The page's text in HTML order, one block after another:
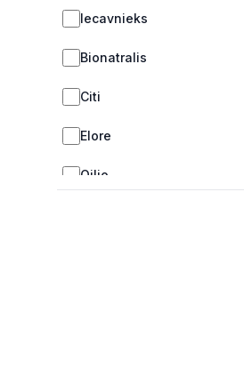
Iecavnieks
Bionatralis
Citi
Elore
Oilio